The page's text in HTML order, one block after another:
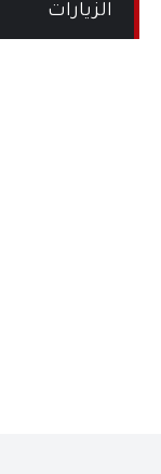
الزيارات